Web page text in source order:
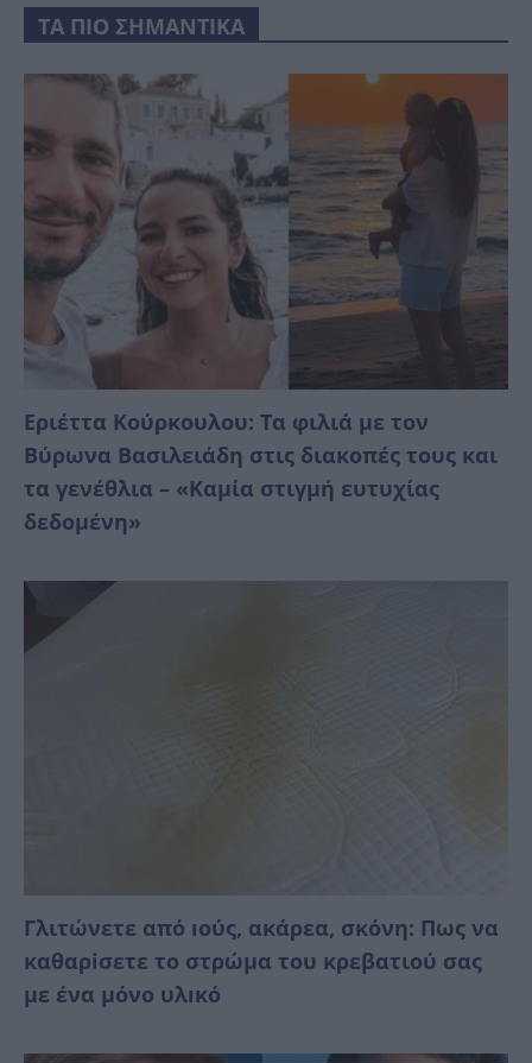
ΤΑ ΠΙΟ ΣΗΜΑΝΤΙΚΑ
Εριέττα Κούρκουλου: Τα φιλιά με τον
Βύρωνα Βασιλειάδη στις διακοπές τους και
τα γενέθλια – «Καμία στιγμή ευτυχίας
δεδομένη»
Γλιτώνετε από ıούς, ακάρεα, σκόνη: Πως να
καθαρiσετε το στρώμα του κρεβατιού σας
με ένα μόνο υλıκό